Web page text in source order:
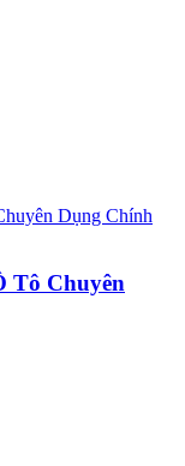
Tô Chuyên